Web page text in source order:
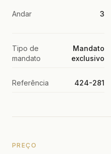
Andar 3
Tipo de
mandato
Mandato
exclusivo
Referência 424-281
PREÇO